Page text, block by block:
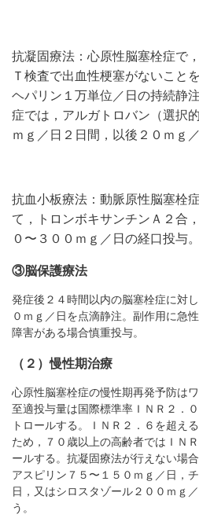
抗凝固療法：心原性脳塞栓症で
Ｔ検査で出血性梗塞がないこと
ヘパリン１万単位／日の持続静
症では，アルガトロバン（選択
ｍｇ／日２日間，以後２０ｍｇ
抗血小板療法：動脈原性脳塞栓
て，トロンボキサンチンＡ２合
０〜３００ｍｇ／日の経口投与。
③脳保護療法
発症後２４時間以内の脳塞栓症に対
０ｍｇ／日を点滴静注。副作用に急
障害がある場合慎重投与。
（２）慢性期治療
心原性脳塞栓症の慢性期再発予防は
至適投与量は国際標準率ＩＮＲ２．
トロールする。ＩＮＲ２．６を超え
ため，７０歳以上の高齢者ではＩＮ
ールする。抗凝固療法が行えない場
アスピリン７５〜１５０ｍｇ／日，
日，又はシロスタゾール２００ｍｇ
う。